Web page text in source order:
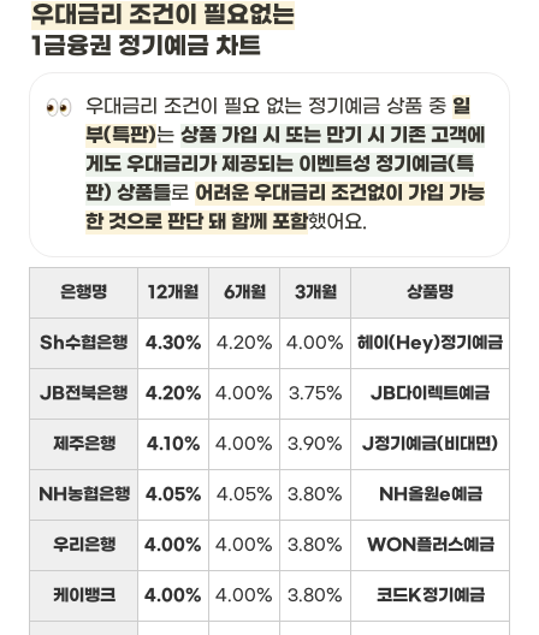
우대금리 조건이 필요없는
1금융권 정기예금 차트
우대금리 조건이 필요 없는 정기예금 상품 중 일
부(특판)는 상품 가입 시 또는 만기 시 기존 고객에
게도 우대금리가 제공되는 이벤트성 정기예금(특
판) 상품들로 어려운 우대금리 조건없이 가입 가능
한 것으로 판단 돼 함께 포함했어요.
은행명 12개월 6개월 3개월 상품명
Sh수협은행 4.30% 4.20% 4.00% 헤이(Hey)정기예금
JB전북은행 4.20% 4.00% 3.75% JB다이렉트예금
제주은행 4.10% 4.00% 3.90% J정기예금(비대면)
NH농협은행 4.05% 4.05% 3.80% NH올원e예금
우리은행 4.00% 4.00% 3.80% WON플러스예금
케이뱅크 4.00% 4.00% 3.80% 코드K정기예금